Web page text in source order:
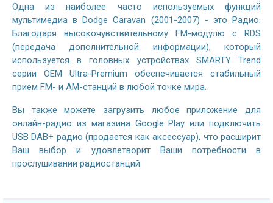
Одна из наиболее часто используемых функций
мультимедиа в Dodge Caravan (2001-2007) - это Радио.
Благодаря высокочувствительному FM-модулю с RDS
(передача дополнительной информации), который
используется в головных устройствах SMARTY Trend
серии OEM Ultra-Premium обеспечивается стабильный
прием FM- и AM-станций в любой точке мира.
Вы также можете загрузить любое приложение для
онлайн-радио из магазина Google Play или подключить
USB DAB+ радио (продается как аксессуар), что расширит
Ваш выбор и удовлетворит Ваши потребности в
прослушивании радиостанций.